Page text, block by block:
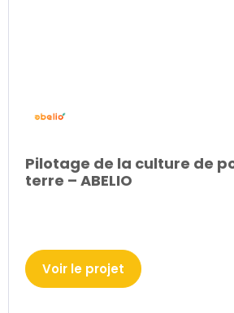
Pilotage de la culture de
terre – ABELIO
Voir le projet